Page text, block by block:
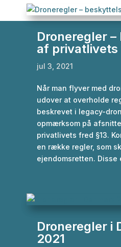
Droneregler
af privatlivets
jul 3, 2021
Når man flyver med
udover at overholde
beskrevet i legacy-
opmærksom på
privatlivets fred §13.
en række regler, som
ejendomsretten. Disse
Droneregler i
2021